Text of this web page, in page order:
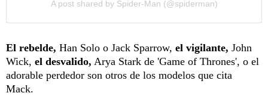
A post shared by Spider-Man (@spiderman)
El rebelde, Han Solo o Jack Sparrow, el vigilante, John
Wick, el desvalido, Arya Stark de 'Game of Thrones', o el
adorable perdedor son otros de los modelos que cita
Mack.